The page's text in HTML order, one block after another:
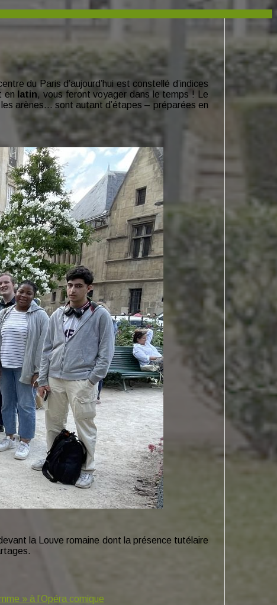
du Paris d’aujourd’hui est constellé d’indices
en latin, vous feront voyager dans le temps ! Le
arènes… sont autant d’étapes – préparées en
la Louve romaine dont la présence tutélaire
» à l’Opéra comique